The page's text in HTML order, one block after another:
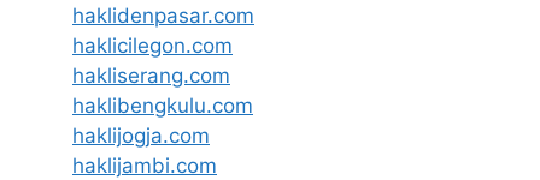
haklidenpasar.com
haklicilegon.com
hakliserang.com
haklibengkulu.com
haklijogja.com
haklijambi.com